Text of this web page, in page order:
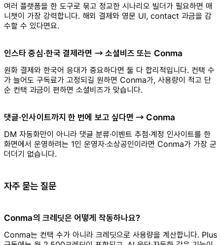
여러 플랫폼을 한 도구로 묶고 정교한 시나리오 빌더가 필요하면 매
니챗이 가장 강력합니다. 해외 결제와 영문 UI, contact 과금을 감
수할 수 있다면요.
인스타 중심·한국 결제라면 → 소셜비즈 또는 Conma
원화 결제와 한국어 응대가 중요하다면 둘 다 합리적입니다. 컨택 수
가 늘어도 구독료가 고정되길 원하면 Conma가, 사용량이 적고 단
순 컨택 과금이 편하면 소셜비즈가 맞습니다.
댓글·인사이트까지 한 번에 보고 싶다면 → Conma
DM 자동화만이 아니라 댓글 분류·이벤트 추첨·계정 인사이트를 한
화면에서 운영하려는 1인 운영자·소상공인이라면 Conma가 가장 군
더더기 없습니다.
자주 묻는 질문
Conma의 크레딧은 어떻게 작동하나요?
Conma는 컨택 수가 아니라 크레딧으로 사용량을 계산합니다. Plus